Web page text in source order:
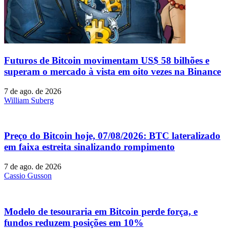
Futuros de Bitcoin movimentam US$ 58 bilhões e
superam o mercado à vista em oito vezes na Binance
7 de ago. de 2026
William Suberg
Preço do Bitcoin hoje, 07/08/2026: BTC lateralizado
em faixa estreita sinalizando rompimento
7 de ago. de 2026
Cassio Gusson
Modelo de tesouraria em Bitcoin perde força, e
fundos reduzem posições em 10%